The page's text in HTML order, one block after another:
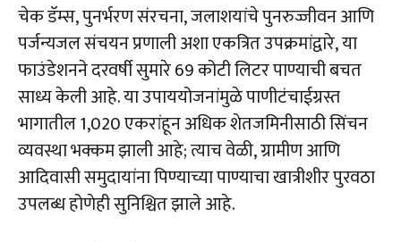
चेक डॅम्स, पुनर्भरण संरचना, जलाशयांचे पुनरुज्जीवन आणि
पर्जन्यजल संचयन प्रणाली अशा एकत्रित उपक्रमांद्वारे, या
फाउंडेशनने दरवर्षी सुमारे 69 कोटी लिटर पाण्याची बचत
साध्य केली आहे. या उपाययोजनांमुळे पाणीटंचाईग्रस्त
भागातील 1,020 एकरांहून अधिक शेतजमिनीसाठी सिंचन
व्यवस्था भक्कम झाली आहे; त्याच वेळी, ग्रामीण आणि
आदिवासी समुदायांना पिण्याच्या पाण्याचा खात्रीशीर पुरवठा
उपलब्ध होणेही सुनिश्चित झाले आहे.